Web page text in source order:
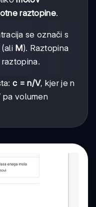
raztopine.
se označi s
(ali M). Raztopina
c = n/V, kjer je n
pa volumen